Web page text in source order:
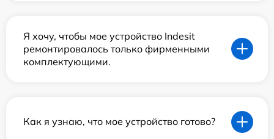
Я хочу, чтобы мое устройство Indesit
ремонтировалось только фирменными
комплектующими.
Как я узнаю, что мое устройство готово?